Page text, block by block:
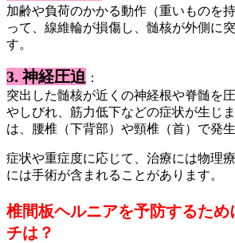
加齢や負荷のかかる動作（重いものを
って、線維輪が損傷し、髄核が外側に
す。
3. 神経圧迫 ：
突出した髄核が近くの神経根や脊髄を
やしびれ、筋力低下などの症状が生じ
は、腰椎（下背部）や頸椎（首）で発生
症状や重症度に応じて、治療には物理
には手術が含まれることがあります。
椎間板ヘルニアを予防するため
チは？